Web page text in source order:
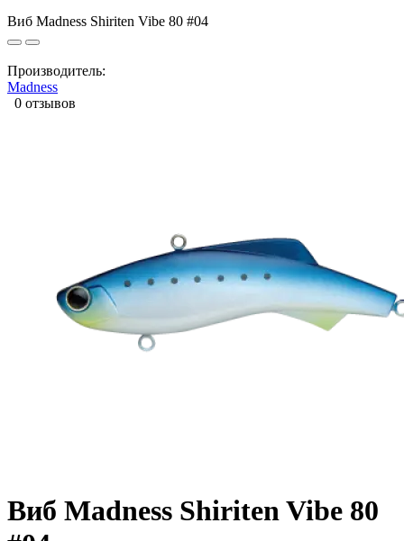
Виб Madness Shiriten Vibe 80 #04
Производитель:
Madness
0 отзывов
Виб Madness Shiriten Vibe 80